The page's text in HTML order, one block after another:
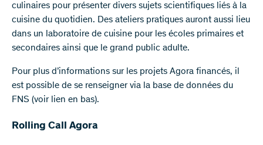
culinaires pour présenter divers sujets scientifiques liés à la
cuisine du quotidien. Des ateliers pratiques auront aussi lieu
dans un laboratoire de cuisine pour les écoles primaires et
secondaires ainsi que le grand public adulte.
Pour plus d’informations sur les projets Agora financés, il
est possible de se renseigner via la base de données du
FNS (voir lien en bas).
Rolling Call Agora